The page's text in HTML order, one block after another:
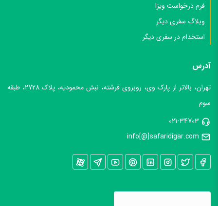
فرم درخواست ویزا
وبلاگ سفری دیگر
استخدام در سفری دیگر
آدرس
تهران، بالاتر از پارک وی، روبروی فرشته، نبش محمودیه، پلاک 2728، طبقه
سوم
021-34703
info[@]safaridigar.com